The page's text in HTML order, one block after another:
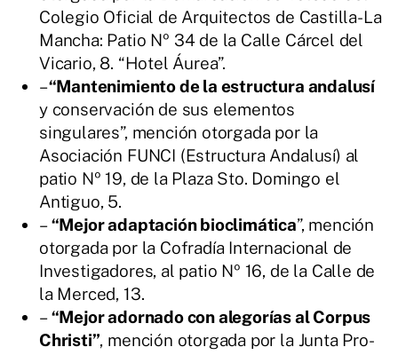
Colegio Oficial de Arquitectos de Castilla-La
Mancha: Patio Nº 34 de la Calle Cárcel del
Vicario, 8. “Hotel Áurea”.
–“Mantenimiento de la estructura andalusí
y conservación de sus elementos
singulares”, mención otorgada por la
Asociación FUNCI (Estructura Andalusí) al
patio Nº 19, de la Plaza Sto. Domingo el
Antiguo, 5.
–“Mejor adaptación bioclimática”, mención
otorgada por la Cofradía Internacional de
Investigadores, al patio Nº 16, de la Calle de
la Merced, 13.
–“Mejor adornado con alegorías al Corpus
Christi”, mención otorgada por la Junta Pro-